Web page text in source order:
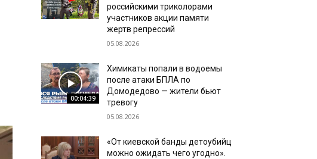
российскими триколорами
участников акции памяти
жертв репрессий
05.08.2026
00:04:39
Химикаты попали в водоемы
после атаки БПЛА по
Домодедово — жители бьют
тревогу
05.08.2026
«От киевской банды детоубийц
можно ожидать чего угодно».